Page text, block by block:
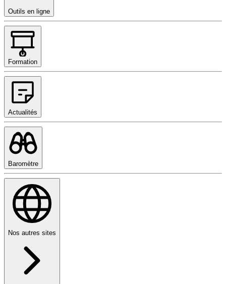
Outils en ligne
Formation
Actualités
Baromètre
Nos autres sites